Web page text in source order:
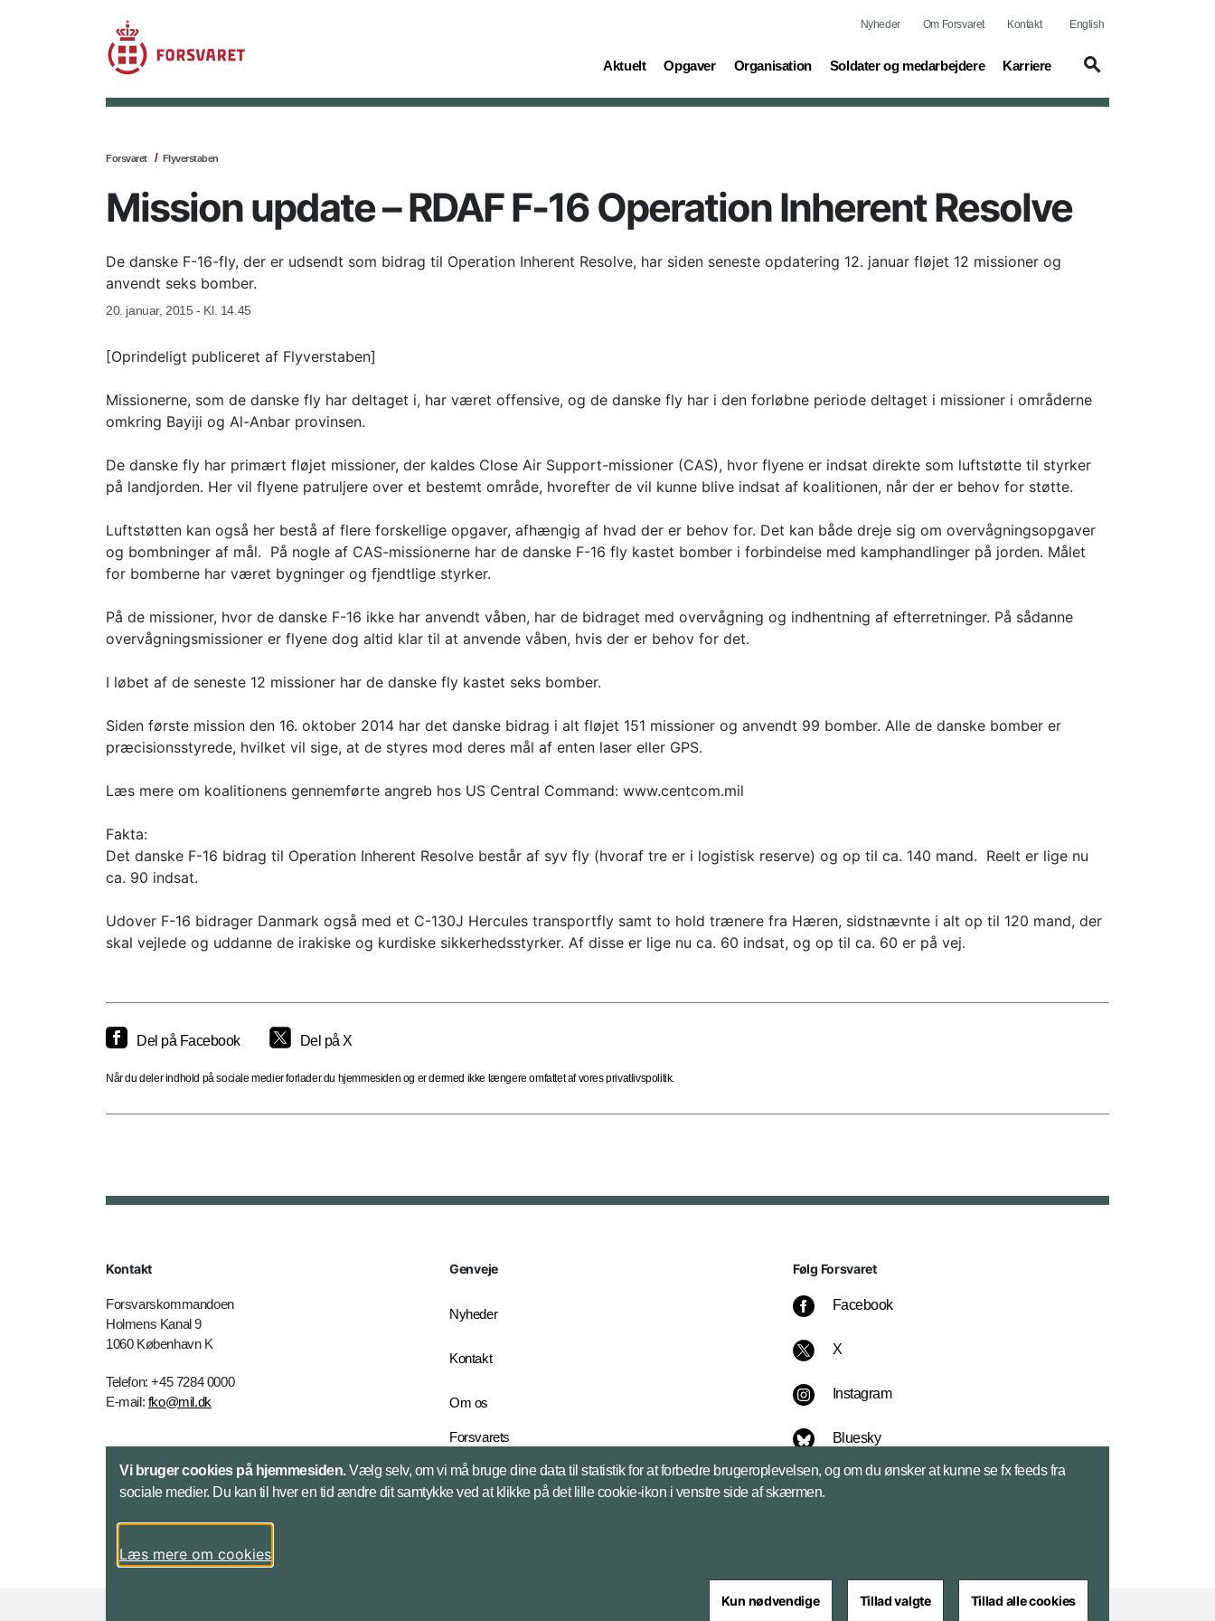
Nyheder Om Forsvaret Kontakt English
Aktuelt
(current) Opgaver
(current) Organisation
(current) Soldater og medarbejdere
(current) Karriere
(current)
Forsvaret Flyverstaben
Mission update – RDAF F-16 Operation Inherent Resolve
De danske F-16-fly, der er udsendt som bidrag til Operation Inherent Resolve, har siden seneste opdatering 12. januar fløjet 12 missioner og
anvendt seks bomber.
20. januar, 2015 - Kl. 14.45
[Oprindeligt publiceret af Flyverstaben]
Missionerne, som de danske fly har deltaget i, har været offensive, og de danske fly har i den forløbne periode deltaget i missioner i områderne
omkring Bayiji og Al-Anbar provinsen.
De danske fly har primært fløjet missioner, der kaldes Close Air Support-missioner (CAS), hvor flyene er indsat direkte som luftstøtte til styrker
på landjorden. Her vil flyene patruljere over et bestemt område, hvorefter de vil kunne blive indsat af koalitionen, når der er behov for støtte.
Luftstøtten kan også her bestå af flere forskellige opgaver, afhængig af hvad der er behov for. Det kan både dreje sig om overvågningsopgaver
og bombninger af mål. På nogle af CAS-missionerne har de danske F-16 fly kastet bomber i forbindelse med kamphandlinger på jorden. Målet
for bomberne har været bygninger og fjendtlige styrker.
På de missioner, hvor de danske F-16 ikke har anvendt våben, har de bidraget med overvågning og indhentning af efterretninger. På sådanne
overvågningsmissioner er flyene dog altid klar til at anvende våben, hvis der er behov for det.
I løbet af de seneste 12 missioner har de danske fly kastet seks bomber.
Siden første mission den 16. oktober 2014 har det danske bidrag i alt fløjet 151 missioner og anvendt 99 bomber. Alle de danske bomber er
præcisionsstyrede, hvilket vil sige, at de styres mod deres mål af enten laser eller GPS.
Læs mere om koalitionens gennemførte angreb hos US Central Command: www.centcom.mil
Fakta:
Det danske F-16 bidrag til Operation Inherent Resolve består af syv fly (hvoraf tre er i logistisk reserve) og op til ca. 140 mand. Reelt er lige nu
ca. 90 indsat.
Udover F-16 bidrager Danmark også med et C-130J Hercules transportfly samt to hold trænere fra Hæren, sidstnævnte i alt op til 120 mand, der
skal vejlede og uddanne de irakiske og kurdiske sikkerhedsstyrker. Af disse er lige nu ca. 60 indsat, og op til ca. 60 er på vej.
Del på Facebook Del på X
Når du deler indhold på sociale medier forlader du hjemmesiden og er dermed ikke længere omfattet af vores privatlivspolitik.
Kontakt
Forsvarskommandoen
Holmens Kanal 9
1060 København K
Telefon: +45 7284 0000
E-mail: fko@mil.dk
Kontakt
Genveje
Nyheder
Kontakt
Om os
Forsvarets
English Edition
Følg Forsvaret
Facebook
X
Instagram
Bluesky
LinkedIn
Vi bruger cookies på hjemmesiden.Vælg selv, om vi må bruge dine data til statistik for at forbedre brugeroplevelsen, og om du ønsker at kunne se fx feeds fra
sociale medier. Du kan til hver en tid ændre dit samtykke ved at klikke på det lille cookie-ikon i venstre side af skærmen.
Læs mere om cookies
Kun nødvendige Tillad valgte Tillad alle cookies